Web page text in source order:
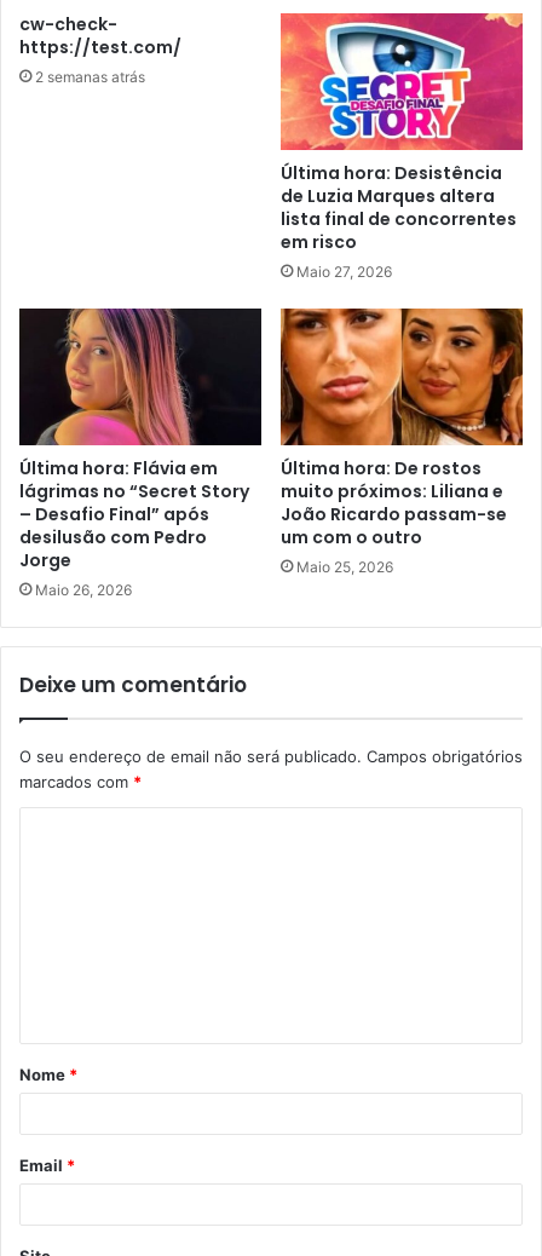
cw-check-
https://test.com/
2 semanas atrás
Última hora: Desistência
de Luzia Marques altera
lista final de concorrentes
em risco
Maio 27, 2026
Última hora: Flávia em
lágrimas no “Secret Story
– Desafio Final” após
desilusão com Pedro
Jorge
Maio 26, 2026
Última hora: De rostos
muito próximos: Liliana e
João Ricardo passam-se
um com o outro
Maio 25, 2026
Deixe um comentário
O seu endereço de email não será publicado. Campos obrigatórios
marcados com *
á
r
*
Nome *
Email *